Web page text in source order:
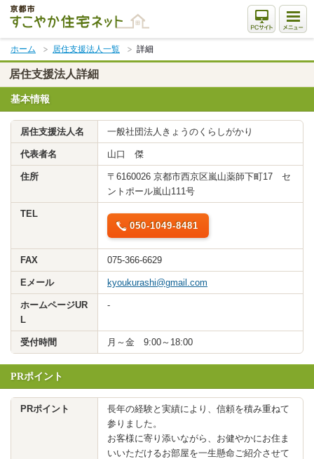
本
文
ま
で
ス
キ
ッ
ホーム 居住支援法人一覧 詳細
居住支援法人詳細
基本情報
居住支援法人名 一般社団法人きょうのくらしがかり
代表者名 山口 傑
住所
〒6160026 京都市西京区嵐山薬師下町17 セ
ントポール嵐山111号
TEL
050-1049-8481
FAX 075-366-6629
Eメール kyoukurashi@gmail.com
ホームページUR
L
-
受付時間 月～金 9:00～18:00
PRポイント
PRポイント
長年の経験と実績により、信頼を積み重ねて
参りました。
お客様に寄り添いながら、お健やかにお住ま
いいただけるお部屋を一生懸命ご紹介させて